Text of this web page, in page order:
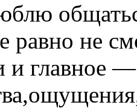
равно не
и главное